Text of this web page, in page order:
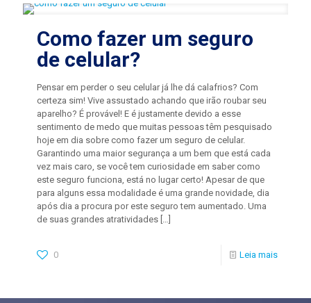
Como fazer um seguro
de celular?
Pensar em perder o seu celular já lhe dá calafrios? Com
certeza sim! Vive assustado achando que irão roubar seu
aparelho? É provável! E é justamente devido a esse
sentimento de medo que muitas pessoas têm pesquisado
hoje em dia sobre como fazer um seguro de celular.
Garantindo uma maior segurança a um bem que está cada
vez mais caro, se você tem curiosidade em saber como
este seguro funciona, está no lugar certo! Apesar de que
para alguns essa modalidade é uma grande novidade, dia
após dia a procura por este seguro tem aumentado. Uma
de suas grandes atratividades
0 Leia mais